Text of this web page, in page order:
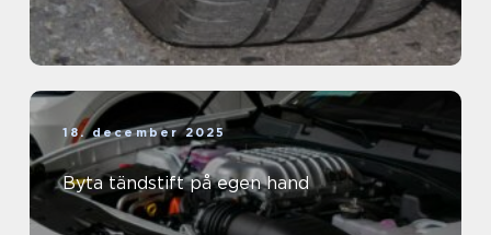
18. december 2025
Byta tändstift på egen hand